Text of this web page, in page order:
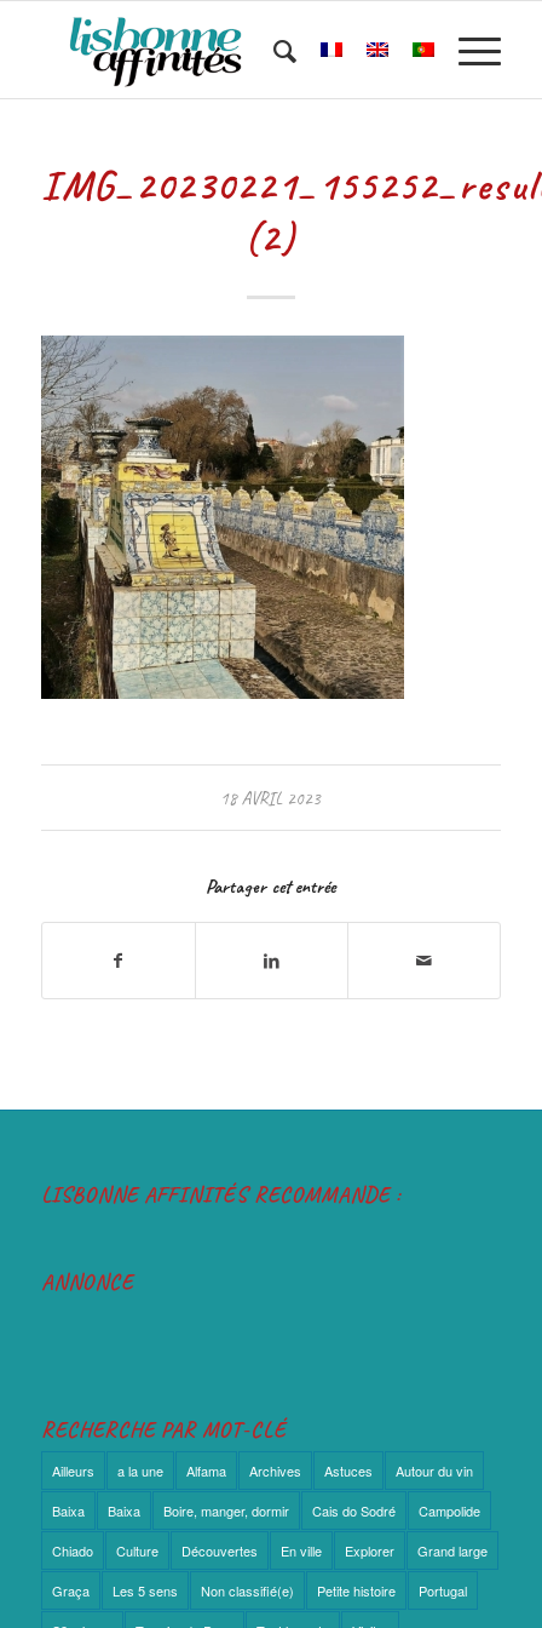
(2)
18 AVRIL 2023
Partager cet entrée
LISBONNE AFFINITÉS RECOMMANDE :
ANNONCE
RECHERCHE PAR MOT-CLÉ
Ailleurs a la une Alfama Archives Astuces Autour du vin
Baixa Baixa Boire, manger, dormir Cais do Sodré Campolide
Chiado Culture Découvertes En ville Explorer Grand large
Graça Les 5 sens Non classifié(e) Petite histoire Portugal